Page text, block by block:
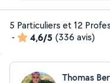
5 Particuliers et 12
-
4,6/5 (336 avis)
Thomas